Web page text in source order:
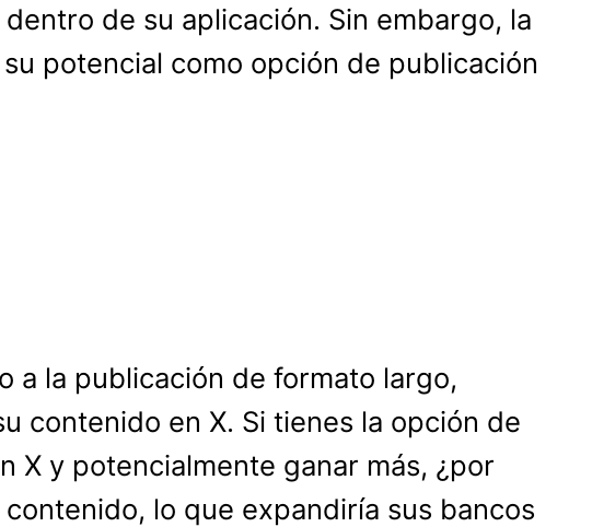
de su aplicación. Sin embargo, la
potencial como opción de publicación
a la publicación de formato largo,
contenido en X. Si tienes la opción de
X y potencialmente ganar más, ¿por
lo que expandiría sus bancos